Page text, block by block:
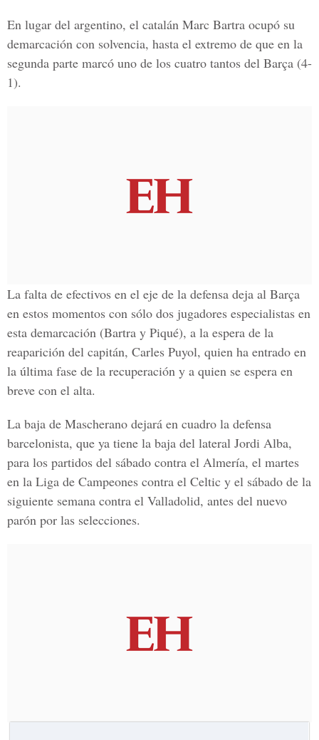
En lugar del argentino, el catalán Marc Bartra ocupó su
demarcación con solvencia, hasta el extremo de que en la
segunda parte marcó uno de los cuatro tantos del Barça (4-
1).
La falta de efectivos en el eje de la defensa deja al Barça
en estos momentos con sólo dos jugadores especialistas en
esta demarcación (Bartra y Piqué), a la espera de la
reaparición del capitán, Carles Puyol, quien ha entrado en
la última fase de la recuperación y a quien se espera en
breve con el alta.
La baja de Mascherano dejará en cuadro la defensa
barcelonista, que ya tiene la baja del lateral Jordi Alba,
para los partidos del sábado contra el Almería, el martes
en la Liga de Campeones contra el Celtic y el sábado de la
siguiente semana contra el Valladolid, antes del nuevo
parón por las selecciones.